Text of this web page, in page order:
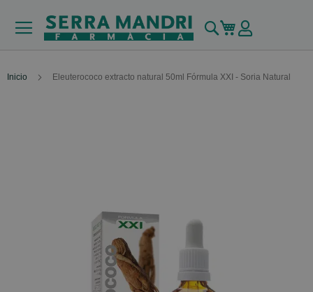
Buscar
Mi carrito
Inicio Eleuterococo extracto natural 50ml Fórmula XXI - Soria Natural